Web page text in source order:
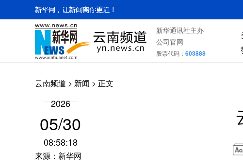
新华通讯社主办
公司官网
股票代码： 603888
云南频道 > 新闻 > 正文
2026
05/30
08:58:18
来源：新华网